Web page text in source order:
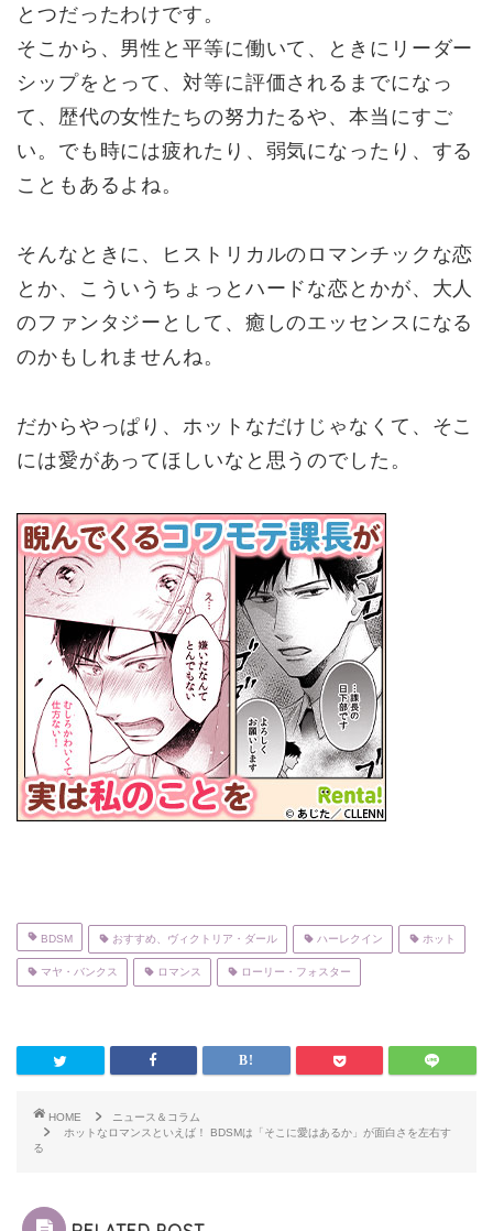
とつだったわけです。
そこから、男性と平等に働いて、ときにリーダー
シップをとって、対等に評価されるまでになっ
て、歴代の女性たちの努力たるや、本当にすご
い。でも時には疲れたり、弱気になったり、する
こともあるよね。
そんなときに、ヒストリカルのロマンチックな恋
とか、こういうちょっとハードな恋とかが、大人
のファンタジーとして、癒しのエッセンスになる
のかもしれませんね。
だからやっぱり、ホットなだけじゃなくて、そこ
には愛があってほしいなと思うのでした。
BDSM おすすめ、ヴィクトリア・ダール ハーレクイン ホット
マヤ・バンクス ロマンス ローリー・フォスター
HOME
ニュース＆コラム
ホットなロマンスといえば！ BDSMは「そこに愛はあるか」が面白さを左右す
る